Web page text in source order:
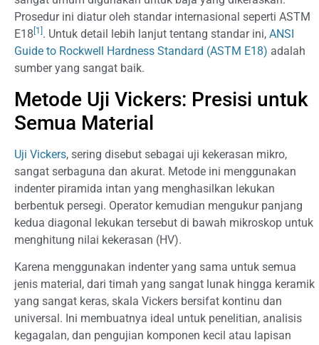
Prosedur ini diatur oleh standar internasional seperti ASTM
E18 [1] . Untuk detail lebih lanjut tentang standar ini, ANSI
Guide to Rockwell Hardness Standard (ASTM E18) adalah
sumber yang sangat baik.
Metode Uji Vickers: Presisi untuk
Semua Material
Uji Vickers, sering disebut sebagai uji kekerasan mikro,
sangat serbaguna dan akurat. Metode ini menggunakan
indenter piramida intan yang menghasilkan lekukan
berbentuk persegi. Operator kemudian mengukur panjang
kedua diagonal lekukan tersebut di bawah mikroskop untuk
menghitung nilai kekerasan (HV).
Karena menggunakan indenter yang sama untuk semua
jenis material, dari timah yang sangat lunak hingga keramik
yang sangat keras, skala Vickers bersifat kontinu dan
universal. Ini membuatnya ideal untuk penelitian, analisis
kegagalan, dan pengujian komponen kecil atau lapisan